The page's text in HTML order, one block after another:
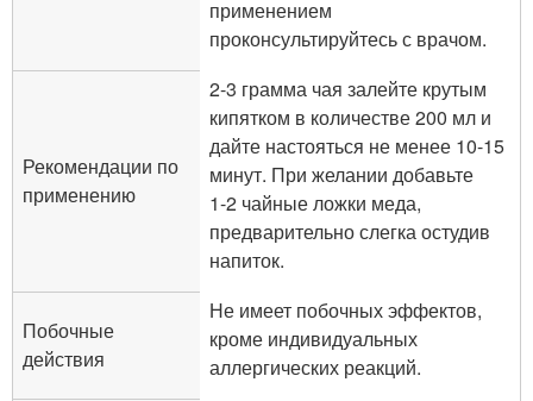
применением
проконсультируйтесь с врачом.
Рекомендации по
применению
2-3 грамма чая залейте крутым
кипятком в количестве 200 мл и
дайте настояться не менее 10-15
минут. При желании добавьте
1-2 чайные ложки меда,
предварительно слегка остудив
напиток.
Побочные
действия
Не имеет побочных эффектов,
кроме индивидуальных
аллергических реакций.